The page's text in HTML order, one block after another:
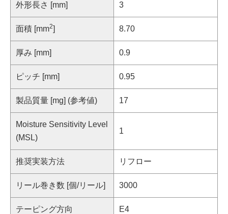
外形長さ [mm] 3
面積 [mm2] 8.70
厚み [mm] 0.9
ピッチ [mm] 0.95
製品質量 [mg] (参考値) 17
Moisture Sensitivity Level
(MSL)
1
推奨実装方法 リフロー
リール巻き数 [個/リール] 3000
テーピング方向 E4